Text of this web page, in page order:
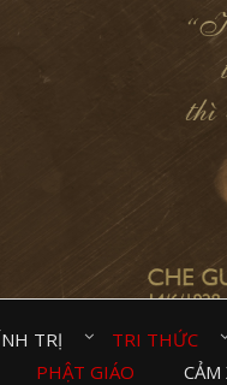
TRỊ⠀ TRI THỨC⠀
PHẬT GIÁO⠀
CẢM